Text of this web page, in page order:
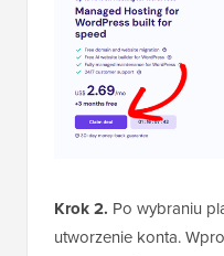
Krok 2. Po wybraniu
utworzenie konta.